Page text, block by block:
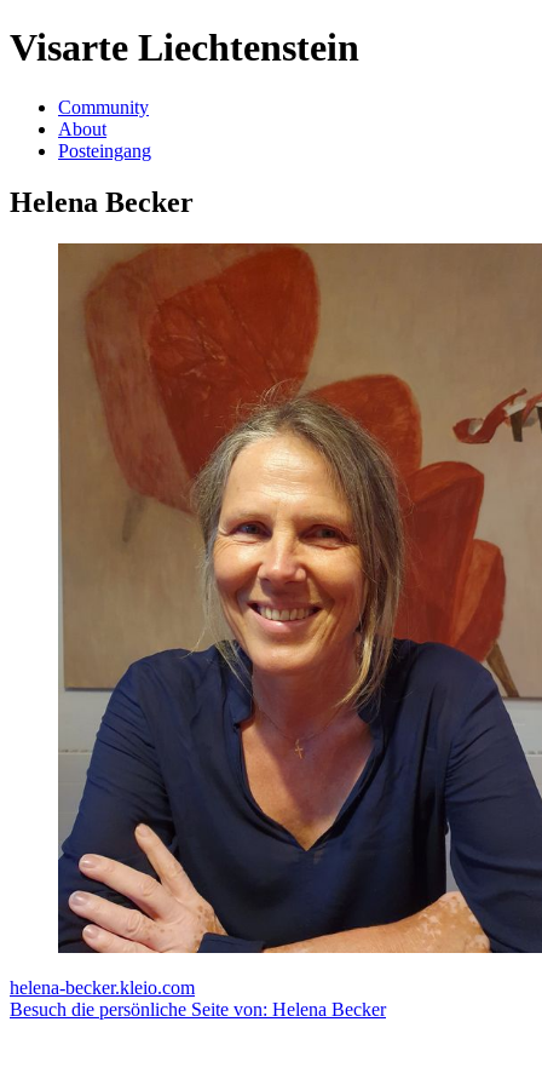
Visarte Liechtenstein
Community
About
Posteingang
Helena Becker
helena-becker.kleio.com
Besuch die persönliche Seite von: Helena Becker